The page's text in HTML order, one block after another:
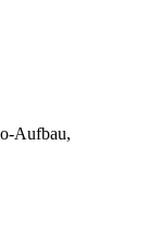
Aufbau,